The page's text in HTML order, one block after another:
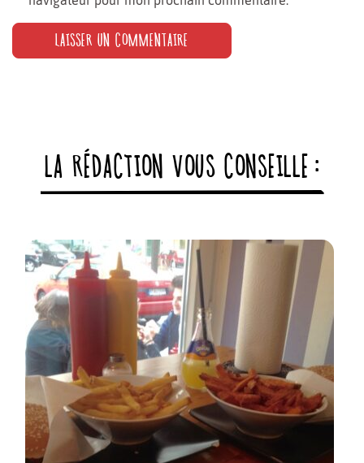
LA RÉDACTION VOUS CONSEILLE :